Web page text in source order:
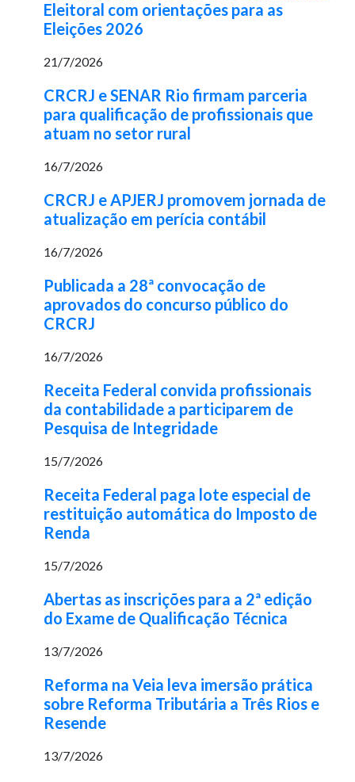
Eleitoral com orientações para as
Eleições 2026
21/7/2026
CRCRJ e SENAR Rio firmam parceria
para qualificação de profissionais que
atuam no setor rural
16/7/2026
CRCRJ e APJERJ promovem jornada de
atualização em perícia contábil
16/7/2026
Publicada a 28ª convocação de
aprovados do concurso público do
CRCRJ
16/7/2026
Receita Federal convida profissionais
da contabilidade a participarem de
Pesquisa de Integridade
15/7/2026
Receita Federal paga lote especial de
restituição automática do Imposto de
Renda
15/7/2026
Abertas as inscrições para a 2ª edição
do Exame de Qualificação Técnica
13/7/2026
Reforma na Veia leva imersão prática
sobre Reforma Tributária a Três Rios e
Resende
13/7/2026